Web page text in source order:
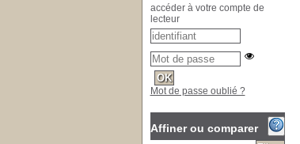
accéder à votre compte de
lecteur
Mot de passe oublié ?
Affiner ou comparer